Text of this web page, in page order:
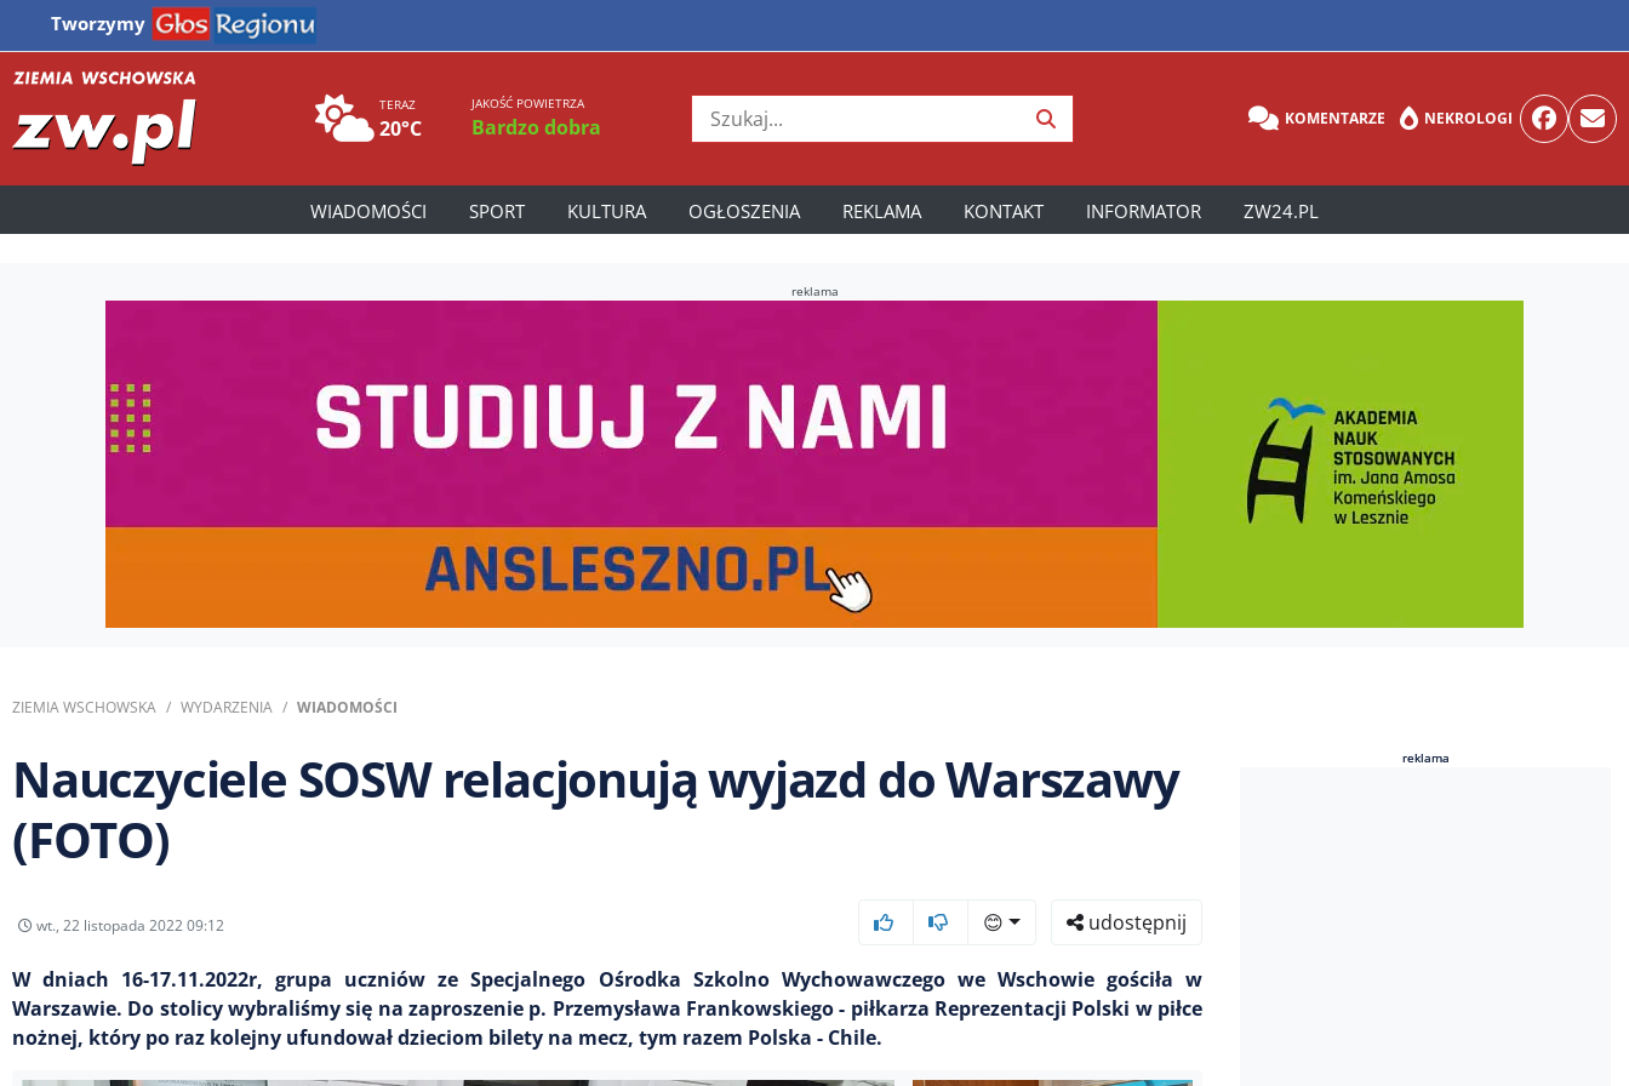
Tworzymy
TERAZ
20°C
JAKOŚĆ POWIETRZA
Bardzo dobra KOMENTARZE NEKROLOGI
WIADOMOŚCI SPORT KULTURA OGŁOSZENIA REKLAMA KONTAKT INFORMATOR ZW24.PL
reklama
ZIEMIA WSCHOWSKA WYDARZENIA WIADOMOŚCI
Nauczyciele SOSW relacjonują wyjazd do Warszawy
(FOTO)
wt., 22 listopada 2022 09:12 😊 udostępnij
W dniach 16-17.11.2022r, grupa uczniów ze Specjalnego Ośrodka Szkolno Wychowawczego we Wschowie gościła w
Warszawie. Do stolicy wybraliśmy się na zaproszenie p. Przemysława Frankowskiego - piłkarza Reprezentacji Polski w piłce
nożnej, który po raz kolejny ufundował dzieciom bilety na mecz, tym razem Polska - Chile.
reklama
reklama